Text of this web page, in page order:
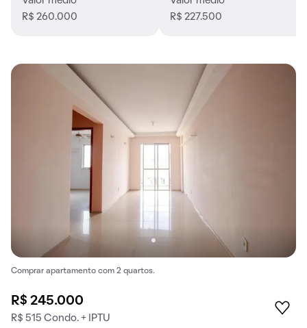
R$ 260.000
R$ 227.500
Comprar apartamento com 2 quartos.
R$ 245.000
R$ 515 Condo. + IPTU